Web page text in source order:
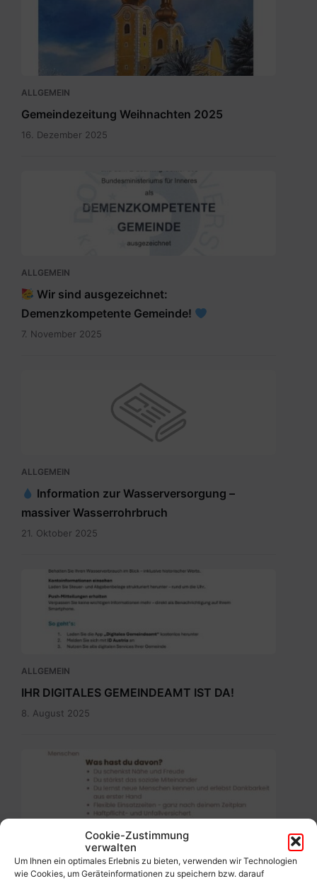
Cookie-Zustimmung
verwalten
Um Ihnen ein optimales Erlebnis zu bieten, verwenden wir Technologien
wie Cookies, um Geräteinformationen zu speichern bzw. darauf
ALLGEMEIN
Gemeindezeitung Weihnachten 2025
16. Dezember 2025
SKM_C300i25110709150.jpg
ALLGEMEIN
Wir sind ausgezeichnet:
Demenzkompetente Gemeinde!
7. November 2025
ALLGEMEIN
Information zur Wasserversorgung –
massiver Wasserrohrbruch
21. Oktober 2025
Digitales
Gemeindeamt_Pressetext.pdf
ALLGEMEIN
IHR DIGITALES GEMEINDEAMT IST DA!
8. August 2025
Ehrenamtbewerbung
Pflegenahversorgung.pdf
Werde freiwillige(r) Helfer(in)!